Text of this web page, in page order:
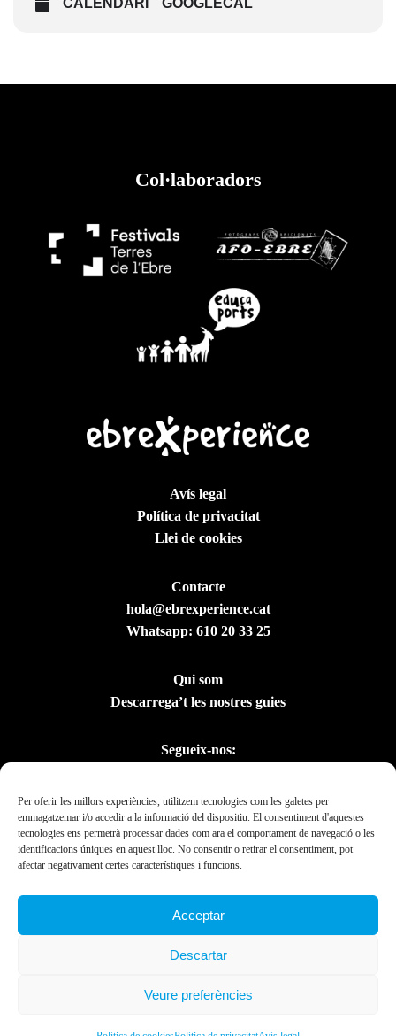
Per oferir les millors experiències, utilitzem tecnologies com les galetes per
emmagatzemar i/o accedir a la informació del dispositiu. El consentiment d'aquestes
tecnologies ens permetrà processar dades com ara el comportament de navegació o les
identificacions úniques en aquest lloc. No consentir o retirar el consentiment, pot
afectar negativament certes característiques i funcions.
Acceptar
Descartar
Veure preferències
CALENDARI GOOGLECAL
Col·laboradors
Avís legal
Política de privacitat
Llei de cookies
Contacte
hola@ebrexperience.cat
Whatsapp: 610 20 33 25
Qui som
Descarrega’t les nostres guies
Segueix-nos:
Presidència